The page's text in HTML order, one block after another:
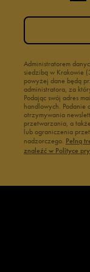
Administratorem
siedzibą w Krakowie
powyżej dane będą
administratora, za
Podając swój adres
handlowych. Podanie
otrzymywania
przetwarzania, a
lub ograniczenia
nadzorczego. Pełną
znaleźć w Polityce